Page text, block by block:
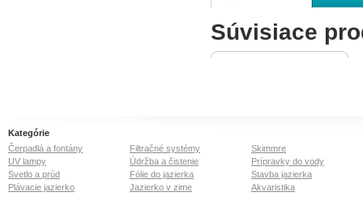
produkty
Súvisiace
Kategórie
Čerpadlá a fontány
Filtračné systémy
Skimmre
UV lampy
Údržba a čistenie
Prípravky do vody
Svetlo a prúd
Fólie do jazierka
Stavba jazierka
Plávacie jazierko
Jazierko v zime Akvaristika